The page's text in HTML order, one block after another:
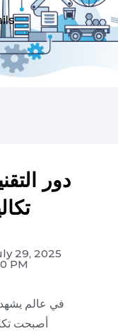
دور
29, 2025
PM
في عالم يشهد
أصبحت